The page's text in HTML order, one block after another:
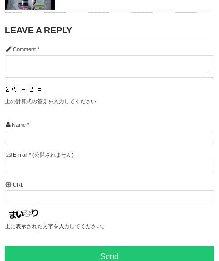
LEAVE A REPLY
Comment *
上の計算式の答えを入力してください
Name *
E-mail *(公開されません)
URL
上に表示された文字を入力してください。